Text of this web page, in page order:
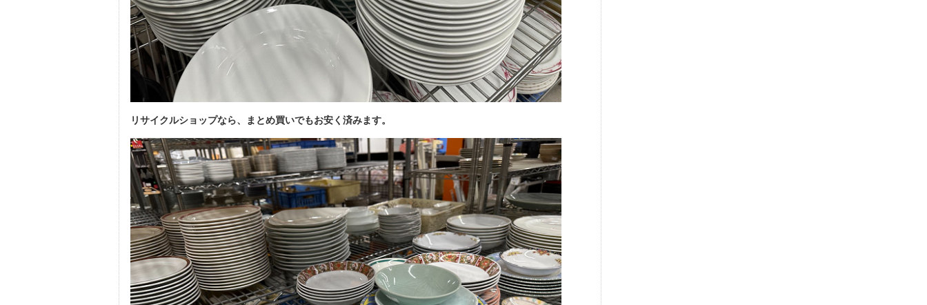
リサイクルショップなら、まとめ買いでもお安く済みます。